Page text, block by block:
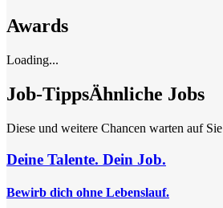
Awards
Loading...
Job-TippsÄhnliche Jobs
Diese und weitere Chancen warten auf Sie
Deine Talente. Dein Job.
Bewirb dich ohne Lebenslauf.